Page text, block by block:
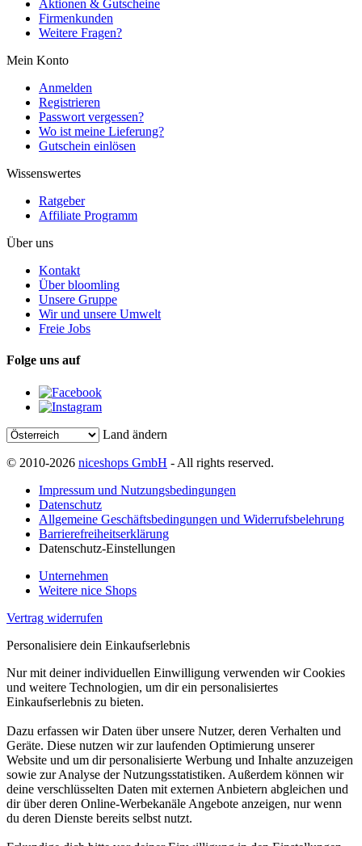
Aktionen & Gutscheine
Firmenkunden
Weitere Fragen?
Mein Konto
Anmelden
Registrieren
Passwort vergessen?
Wo ist meine Lieferung?
Gutschein einlösen
Wissenswertes
Ratgeber
Affiliate Programm
Über uns
Kontakt
Über bloomling
Unsere Gruppe
Wir und unsere Umwelt
Freie Jobs
Folge uns auf
Land ändern
© 2010-2026 niceshops GmbH - All rights reserved.
Impressum und Nutzungsbedingungen
Datenschutz
Allgemeine Geschäftsbedingungen und Widerrufsbelehrung
Barrierefreiheitserklärung
Datenschutz-Einstellungen
Unternehmen
Weitere nice Shops
Vertrag widerrufen
Personalisiere dein Einkaufserlebnis
Nur mit deiner individuellen Einwilligung verwenden wir Cookies
und weitere Technologien, um dir ein personalisiertes
Einkaufserlebnis zu bieten.
Dazu erfassen wir Daten über unsere Nutzer, deren Verhalten und
Geräte. Diese nutzen wir zur laufenden Optimierung unserer
Website und um dir personalisierte Werbung und Inhalte anzuzeigen
sowie zur Analyse der Nutzungsstatistiken. Außerdem können wir
deine verschlüsselten Daten mit externen Anbietern abgleichen und
dir über deren Online-Werbekanäle Angebote anzeigen, nur wenn
du deren Dienste bereits selbst nutzt.